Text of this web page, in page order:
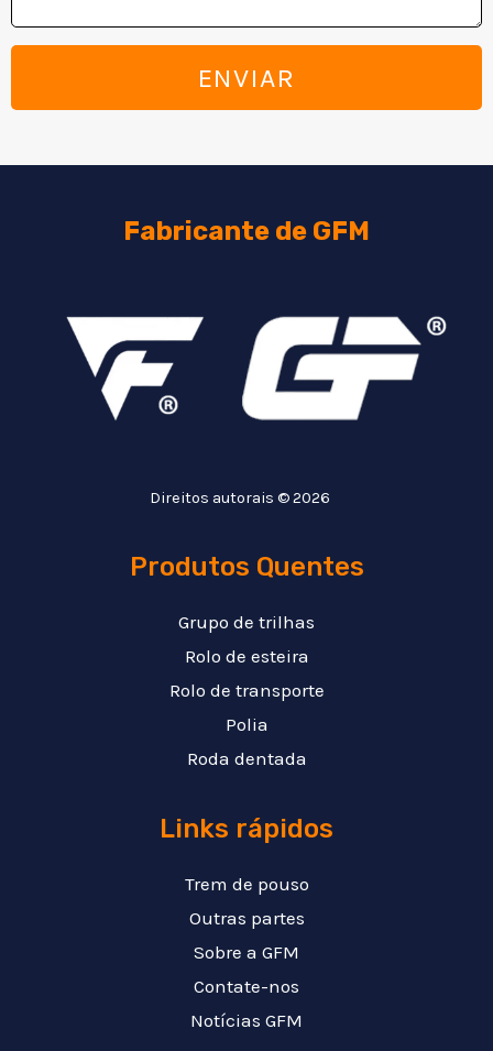
ENVIAR
Fabricante de GFM
Direitos autorais © 2026
Produtos Quentes
Grupo de trilhas
Rolo de esteira
Rolo de transporte
Polia
Roda dentada
Links rápidos
Trem de pouso
Outras partes
Sobre a GFM
Contate-nos
Notícias GFM